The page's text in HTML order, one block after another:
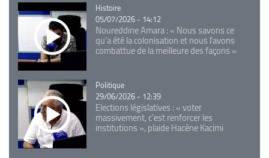
Catégorie
Histoire
05/07/2026 - 14:12
Noureddine Amara : « Nous savons ce
qu’a été la colonisation et nous l’avons
combattue de la meilleure des façons »
Catégorie
Politique
29/06/2026 - 12:39
Elections législatives : « voter
massivement, c'est renforcer les
institutions », plaide Hacène Kacimi